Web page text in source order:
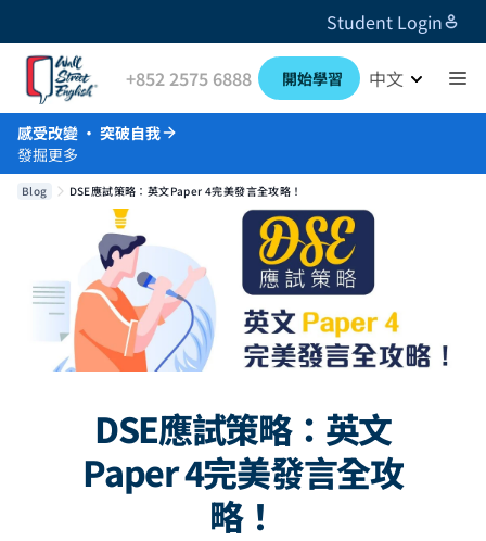
Student Login
+852 2575 6888 開始學習 中文
感受改變 · 突破自我
發掘更多
Blog DSE應試策略：英文Paper 4完美發言全攻略！
DSE應試策略：英文
Paper 4完美發言全攻
略！